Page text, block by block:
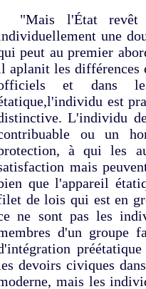
"Mais l'État revêt
une
peut au premier
aplanit les différences
et dans
est
L'individu
ou un
à qui les
mais
que l'appareil
de lois qui est en
ne sont pas les
d'un groupe
devoirs civiques
mais les